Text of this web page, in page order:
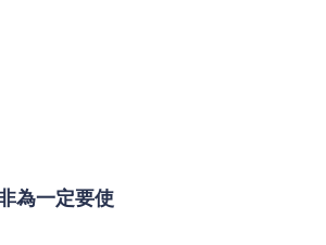
為一定要使